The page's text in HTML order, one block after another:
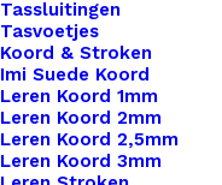
Tassluitingen
Tasvoetjes
Koord & Stroken
Imi Suede Koord
Leren Koord 1mm
Leren Koord 2mm
Leren Koord 2,5mm
Leren Koord 3mm
Koelkast